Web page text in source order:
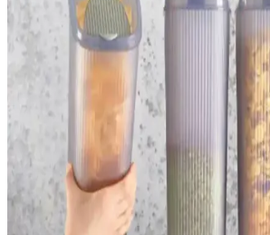
İkili Baharatlık Setleri: Mutfakta
İşlevselliği Bir Arada Sunan
Modern mutfaklarda hem şıklık hem de
ikili baharatlık setleri, malzeme ve tasarım
Gri Saklama Kapları ile Modern
Mutfak Düzeni Çözümleri
Gri saklama kapları, farklı malzeme ve boyut
mutfakta estetik ve fonksiyonellik sunar.
tasarımlarıyla mutfak düzeninizi kolayca